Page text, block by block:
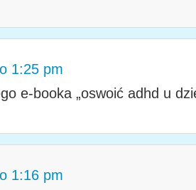
1:25 pm
e-booka „oswoić adhd u
1:16 pm